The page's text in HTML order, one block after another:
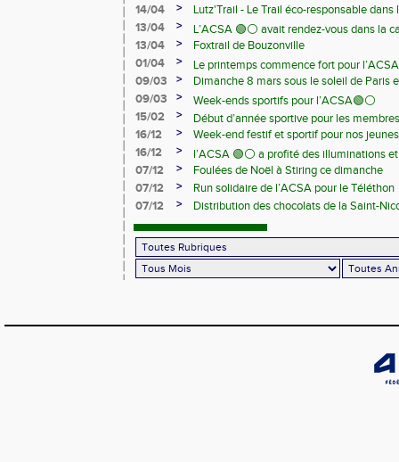
14/04
>
Lutz'Trail - Le Trail éco-responsable dans
13/04
>
L’ACSA 🟢⚪️ avait rendez-vous dans la
13/04
>
Foxtrail de Bouzonville
01/04
>
Le printemps commence fort pour
09/03
>
Dimanche 8 mars sous le soleil de Paris
09/03
>
Week-ends sportifs pour l’ACSA🟢⚪️
15/02
>
Début d’année sportive pour les
16/12
>
Week-end festif et sportif pour nos
16/12
>
l’ACSA 🟢⚪️ a profité des illuminations
07/12
>
Foulées de Noël à Stiring ce dimanche
07/12
>
Run solidaire de l’ACSA pour le Téléthon
07/12
> Distribution des chocolats de la Saint-